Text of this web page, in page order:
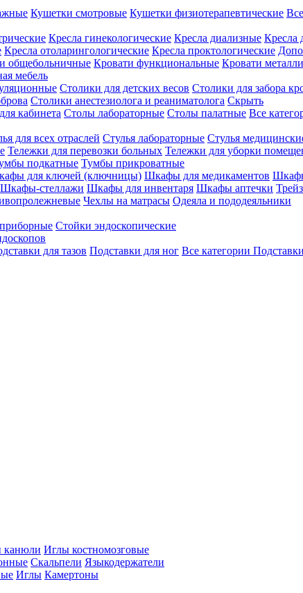
Кушетки смотровые Кушетки физиотерапевтические
Кресла гинекологические Кресла диализные Кресла
Кресла отоларингологические Кресла проктологические
общебольничные Кровати функциональные Кровати
мебель
Столики для детских весов Столики для забора
Столики анестезиолога и реаниматолога Скрыть
кабинета Столы лабораторные Столы палатные Все
для всех отраслей Стулья лабораторные Стулья
Тележки для перевозки больных Тележки для уборки
подкатные Тумбы прикроватные
для ключей (ключницы) Шкафы для медикаментов
Шкафы-стеллажи Шкафы для инвентаря Шкафы аптечки
Чехлы на матрасы Одеяла и пододеяльники
Стойки эндоскопические
для тазов Подставки для ног Все категории
канюли Иглы костномозговые
Скальпели Языкодержатели
Иглы Камертоны